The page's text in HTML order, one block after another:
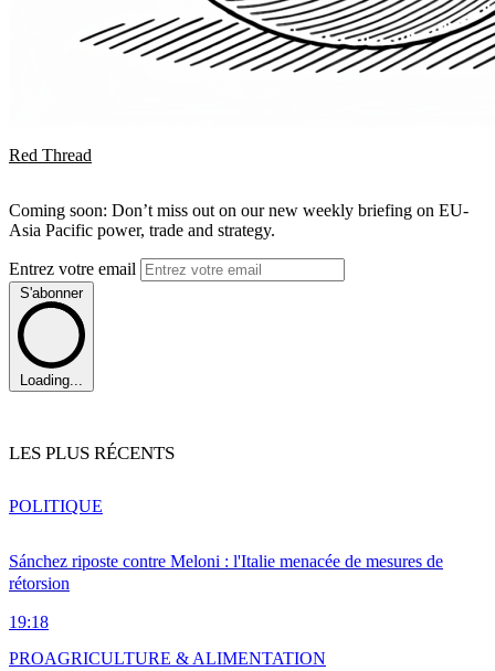
Red Thread
Coming soon: Don’t miss out on our new weekly briefing on EU-
Asia Pacific power, trade and strategy.
Entrez votre email
S'abonner
Loading...
LES PLUS RÉCENTS
Sánchez riposte contre Meloni : l'Italie menacée de mesures de
rétorsion
19:18
POLITIQUE
PROAGRICULTURE & ALIMENTATION